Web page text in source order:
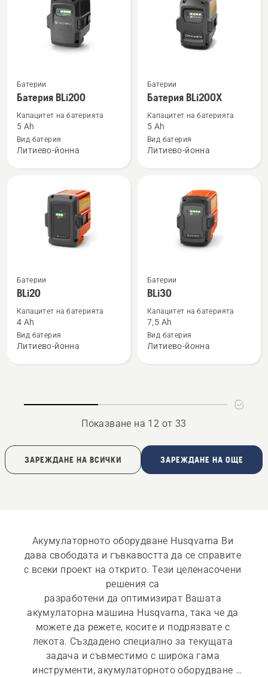
Вижте
повече
за
Батерия
BLi200
Батерии
Батерия BLi200
Капацитет на батерията
5 Ah
Вид батерия
Литиево-йонна
Вижте
повече
за
Батерия
BLi200X
Батерии
Батерия BLi200X
Капацитет на батерията
5 Ah
Вид батерия
Литиево-йонна
Вижте
повече
за
BLi20
Батерии
BLi20
Капацитет на батерията
4 Ah
Вид батерия
Литиево-йонна
Вижте
повече
за
BLi30
Батерии
BLi30
Капацитет на батерията
7,5 Ah
Вид батерия
Литиево-йонна
Показване на 12 от 33
ЗАРЕЖДАНЕ НА ВСИЧКИ ЗАРЕЖДАНЕ НА ОЩЕ
Акумулаторното оборудване Husqvarna Ви
дава свободата и гъвкавостта да се справите
с всеки проект на открито. Тези целенасочени
решения са
разработени да оптимизират Вашата
акумулаторна машина Husqvarna, така че да
можете да режете, косите и подрязвате с
лекота. Създадено специално за текущата
задача и съвместимо с широка гама
инструменти, акумулаторното оборудване